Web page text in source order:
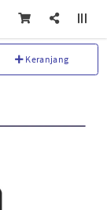
Keranjang